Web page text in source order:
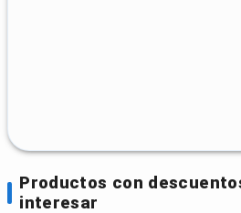
Productos con
interesar